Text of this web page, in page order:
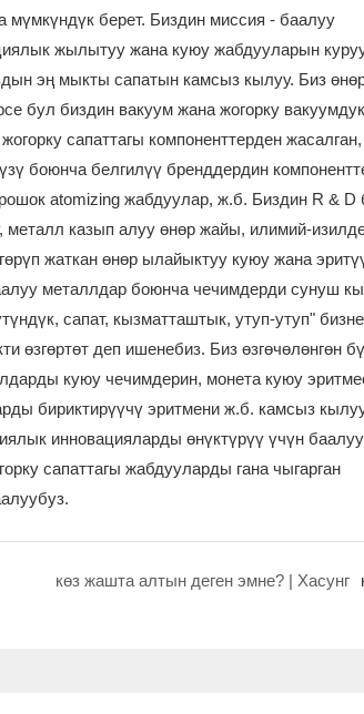
берет. Биздин миссия - баалуу
жылытуу жана куюу жабдууларын
эң мыкты сапатын камсыз кылуу. Биз
бул биздин вакуум жана жогорку вакуумдук
сапаттагы компоненттерден жасалган,
боюнча белгилүү бренддердин
atomizing жабдуулар, ж.б. Биздин R & D
казып алуу өнөр жайы, илимий-
жаткан өнөр ылайыктуу куюу жана
металлдар боюнча чечимдерди сунуш
сапат, кызматташтык, утуп-утуп"
деп ишенебиз. Биз өзгөчөлөнгөн
куюу чечимдерин, монета куюу
бириктирүүчү эритмени ж.б. камсыз
инновацияларды өнүктүрүү үчүн баалуу
сапаттагы жабдууларды гана чыгарган
көз жашта алтын деген эмне? | Хасунг